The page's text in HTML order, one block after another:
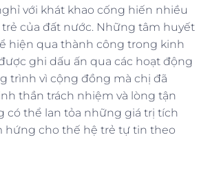
với khát khao cống hiến nhiều
của đất nước. Những tâm huyết
hiện qua thành công trong kinh
ghi dấu ấn qua các hoạt động
trình vì cộng đồng mà chị đã
thần trách nhiệm và lòng tận
có thể lan tỏa những giá trị tích
hứng cho thế hệ trẻ tự tin theo